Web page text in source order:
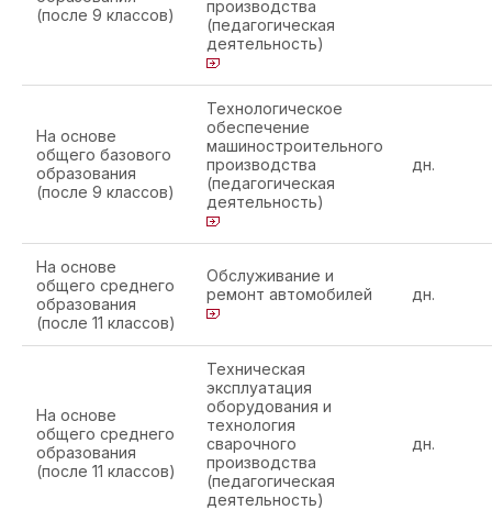
(после 9 классов)
производства
(педагогическая
деятельность)
На основе
общего базового
образования
(после 9 классов)
Технологическое
обеспечение
машиностроительного
производства
(педагогическая
деятельность)
дн.
На основе
общего среднего
образования
(после 11 классов)
Обслуживание и
ремонт автомобилей
дн.
На основе
общего среднего
образования
(после 11 классов)
Техническая
эксплуатация
оборудования и
технология
сварочного
производства
(педагогическая
деятельность)
дн.